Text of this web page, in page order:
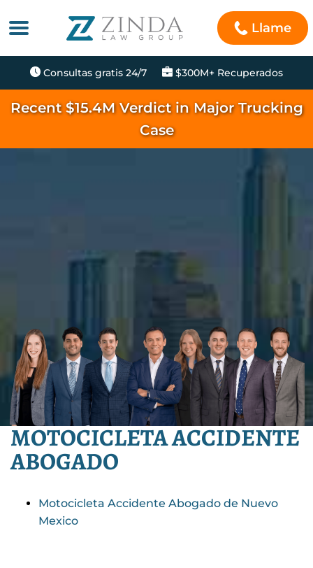
Llame
Consultas gratis 24/7 $300M+ Recuperados
Recent $15.4M Verdict in Major Trucking
Case
MOTOCICLETA ACCIDENTE
ABOGADO
Motocicleta Accidente Abogado de Nuevo
Mexico